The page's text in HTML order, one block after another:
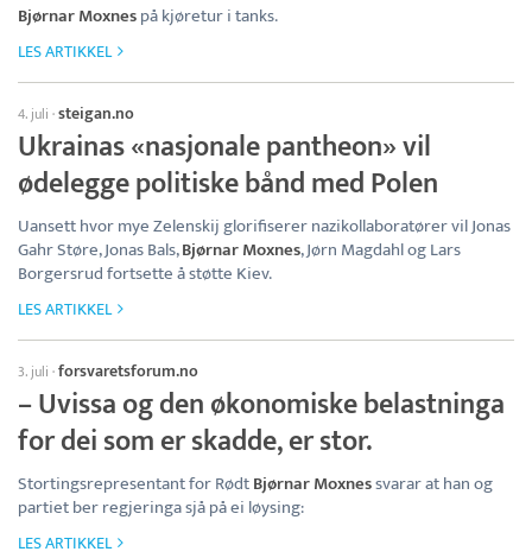
Bjørnar Moxnespå kjøretur i tanks.
LES ARTIKKEL
4. juli ·steigan.no
Ukrainas «nasjonale pantheon» vil
ødelegge politiske bånd med Polen
Uansett hvor mye Zelenskij glorifiserer nazikollaboratører vil Jonas
Gahr Støre, Jonas Bals,Bjørnar Moxnes, Jørn Magdahl og Lars
Borgersrud fortsette å støtte Kiev.
LES ARTIKKEL
3. juli ·forsvaretsforum.no
– Uvissa og den økonomiske belastninga
for dei som er skadde, er stor.
Stortingsrepresentant for RødtBjørnar Moxnessvarar at han og
partiet ber regjeringa sjå på ei løysing:
LES ARTIKKEL